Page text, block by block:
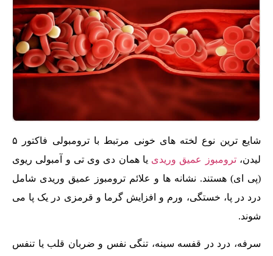
شایع ترین نوع لخته های خونی مرتبط با ترومبولی فاکتور ۵
لیدن،ترومبوز عمیق وریدی یا همان دی وی تی و آمبولی ریوی
(پی ای) هستند. نشانه ها و علائم ترومبوز عمیق وریدی شامل
درد در پا، خستگی، ورم و افزایش گرما و قرمزی در یک پا می
شوند.
سرفه، درد در قفسه سینه، تنگی نفس و ضربان قلب یا تنفس